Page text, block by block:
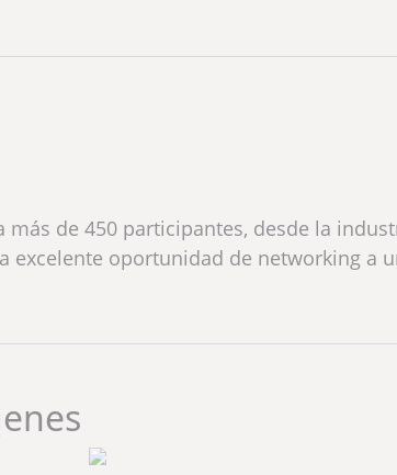
más de 450 participantes, desde la
excelente oportunidad de networking a